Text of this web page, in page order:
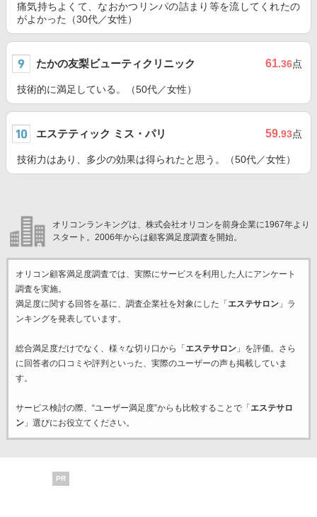
痛気持ちよくて、なおかつリンパの詰まり等を流してくれたの
がよかった（30代／女性）
たかの友梨ビューティクリニック 61.36点
技術的に満足している。（50代／女性）
エステティック ミス・パリ 59.93点
技術力はあり、多少の効果は得られたと思う。（50代／女性）
オリコンランキングは、株式会社オリコンを前身企業に1967年より
スタート。2006年からは顧客満足度調査を開始。
オリコン顧客満足度調査では、実際にサービスを利用した 人にアンケート
調査を実施。
満足度に関する回答を基に、調査企業社を対象にした「 エステサロン」ラ
ンキングを発表しています。
総合満足度だけでなく、様々な切り口から「 エステサロン」を評価。さら
に回答者の口コミや評判といった、実際のユーザーの声も掲載していま
す。
サービス検討の際、“ユーザー満足度”からも比較することで「 エステサロ
ン」選びにお役立てください。
PR